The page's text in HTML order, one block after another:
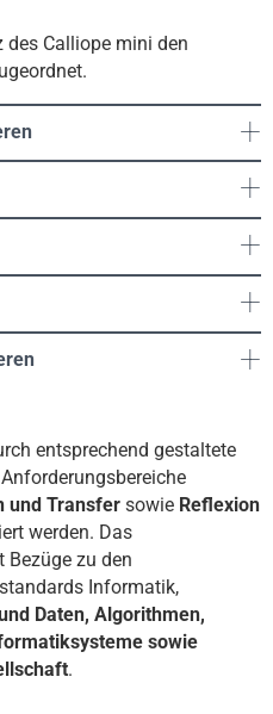
des Calliope mini den
entsprechend gestaltete
und Transfer sowie Reflexion
werden. Das
zu den
Informatik,
Daten, Algorithmen,
sowie
.